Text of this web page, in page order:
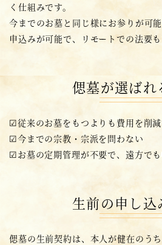
く仕組みです。
今までのお墓と同じ様にお参りが可
申込みが可能で、
リモートでの法要
偲墓が選ばれ
☑従来のお墓をもつよりも費用を削
☑今までの宗教・宗派を問わない
☑お墓の定期管理が不要で、遠方で
生前の申し込
偲墓の生前契約は、本人が健在のう